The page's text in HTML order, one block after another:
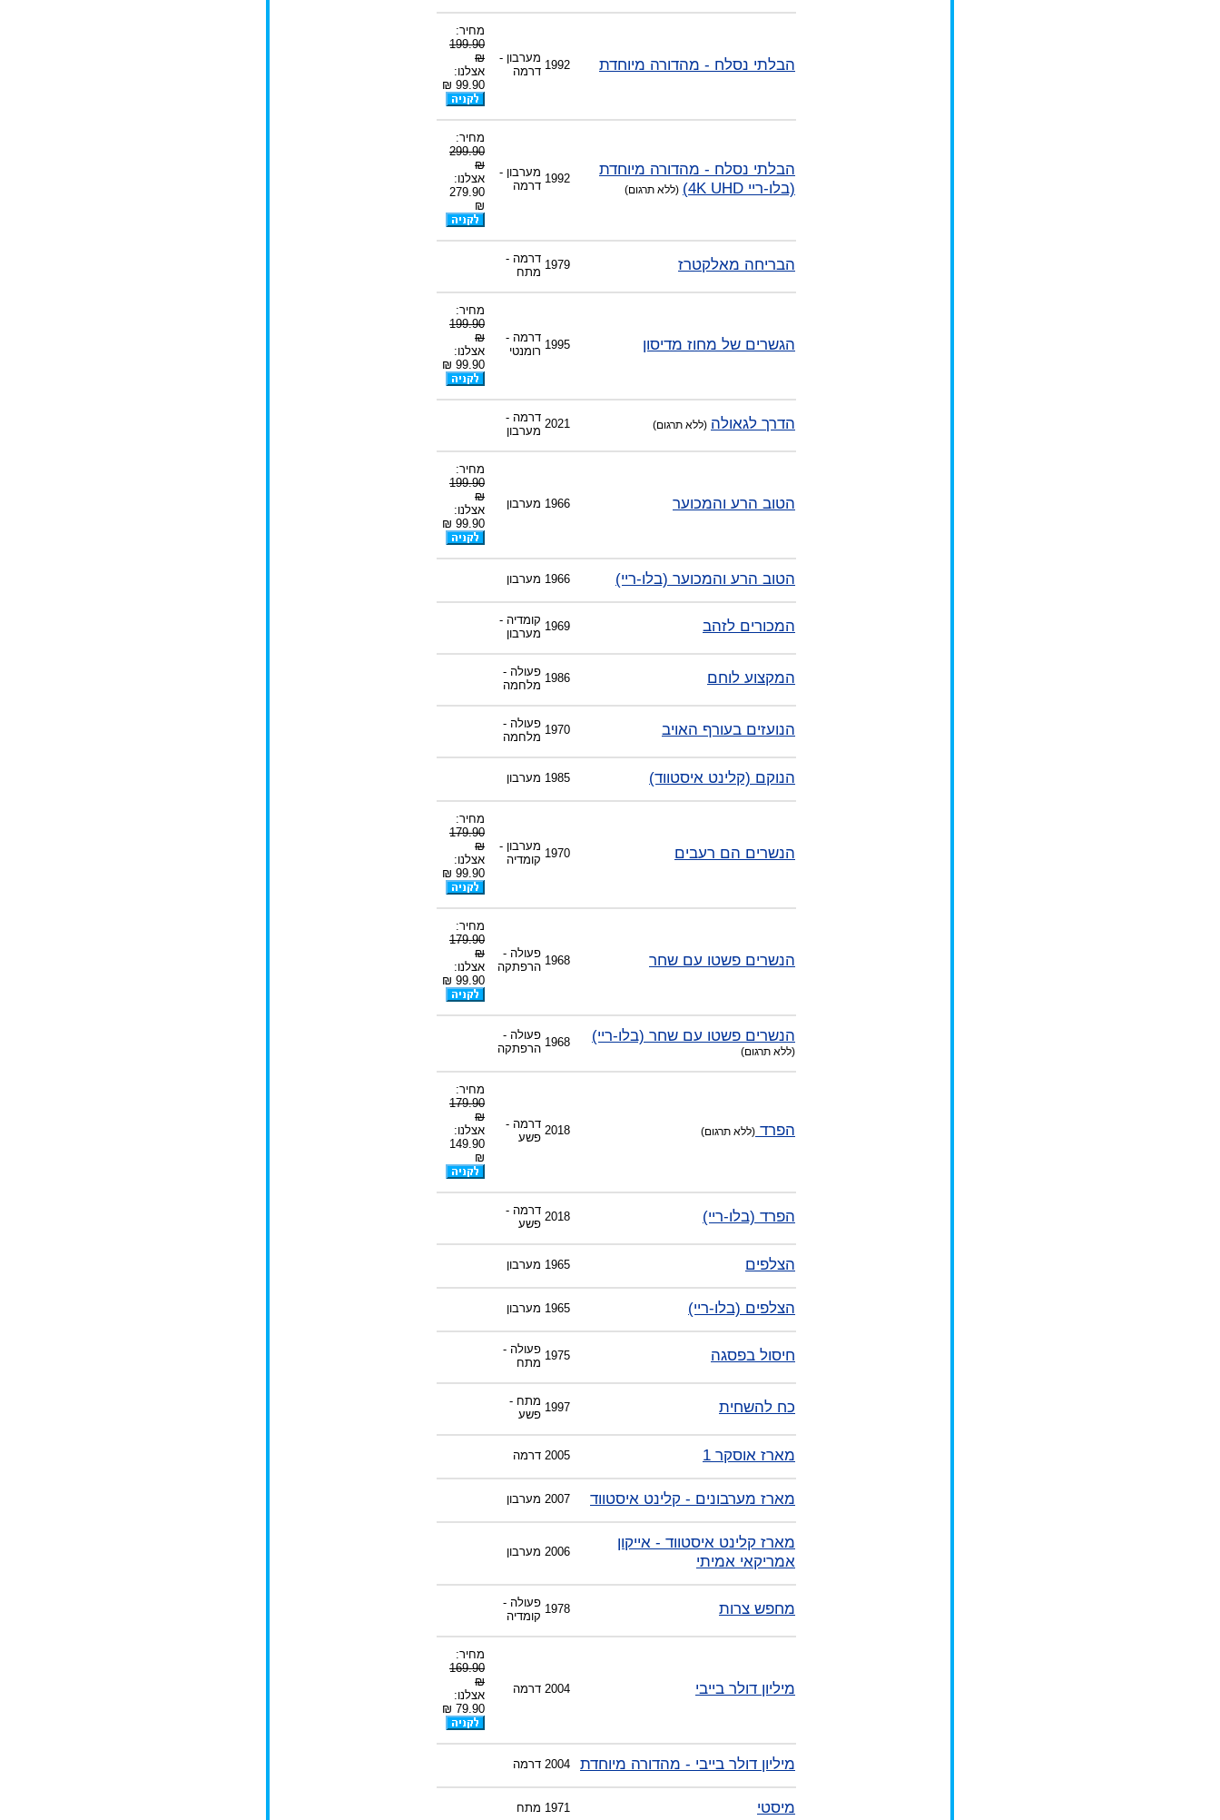
הבלתי נסלח - מהדורה מיוחדת 1992
מערבון -
דרמה
מחיר:
199.90
₪
אצלנו:
99.90 ₪
הבלתי נסלח - מהדורה מיוחדת
(בלו-ריי 4K UHD)
(ללא תרגום)
1992 מערבון -
דרמה
מחיר:
299.90
₪
אצלנו:
279.90
₪
הבריחה מאלקטרז 1979 דרמה -
מתח
הגשרים של מחוז מדיסון 1995
דרמה -
רומנטי
מחיר:
199.90
₪
אצלנו:
99.90 ₪
הדרך לגאולה (ללא תרגום) 2021 דרמה -
מערבון
הטוב הרע והמכוער 1966 מערבון
מחיר:
199.90
₪
אצלנו:
99.90 ₪
הטוב הרע והמכוער (בלו-ריי) 1966 מערבון
המכורים לזהב 1969 קומדיה -
מערבון
המקצוע לוחם 1986 פעולה -
מלחמה
הנועזים בעורף האויב 1970 פעולה -
מלחמה
הנוקם (קלינט איסטווד) 1985 מערבון
הנשרים הם רעבים 1970
מערבון -
קומדיה
מחיר:
179.90
₪
אצלנו:
99.90 ₪
הנשרים פשטו עם שחר 1968
פעולה -
הרפתקה
מחיר:
179.90
₪
אצלנו:
99.90 ₪
הנשרים פשטו עם שחר (בלו-ריי)
(ללא תרגום)
1968
פעולה -
הרפתקה
הפרד (ללא תרגום) 2018 דרמה -
פשע
מחיר:
179.90
₪
אצלנו:
149.90
₪
הפרד (בלו-ריי) 2018 דרמה -
פשע
הצלפים 1965 מערבון
הצלפים (בלו-ריי) 1965 מערבון
חיסול בפסגה 1975 פעולה -
מתח
כח להשחית 1997 מתח -
פשע
מארז אוסקר 1 2005 דרמה
מארז מערבונים - קלינט איסטווד 2007 מערבון
מארז קלינט איסטווד - אייקון
אמריקאי אמיתי
2006 מערבון
מחפש צרות 1978 פעולה -
קומדיה
מיליון דולר בייבי 2004 דרמה
מחיר:
169.90
₪
אצלנו:
79.90 ₪
מיליון דולר בייבי - מהדורה מיוחדת 2004 דרמה
מיסטי 1971 מתח